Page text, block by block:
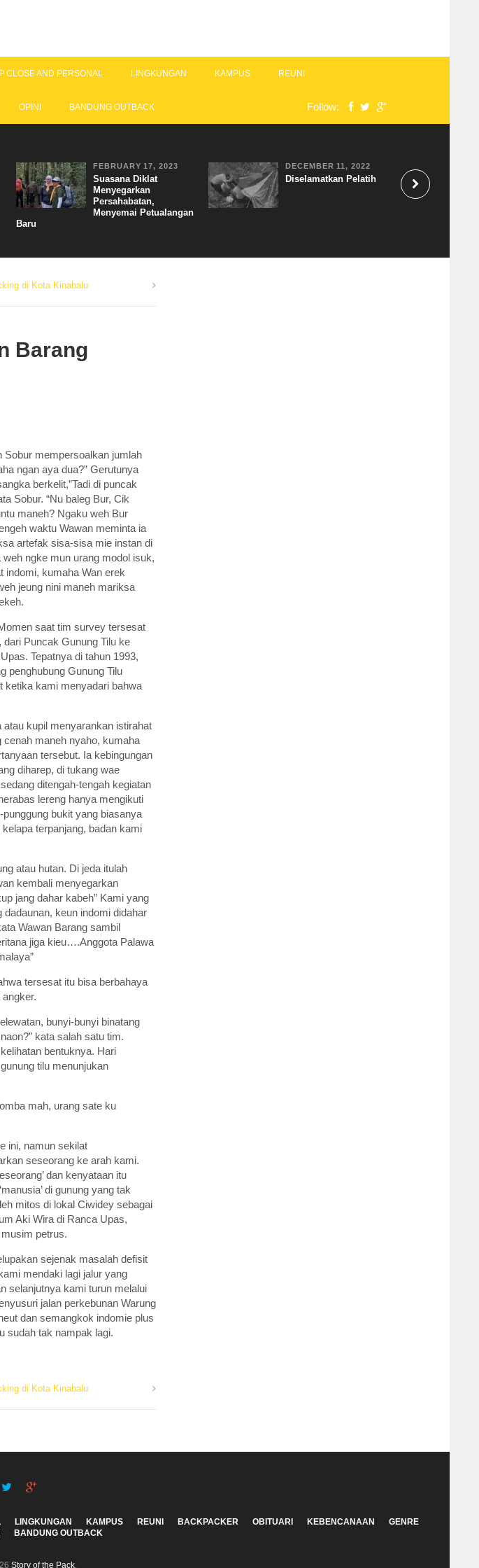
CLOSE AND PERSONAL LINGKUNGAN KAMPUS REUNI
OPINI BANDUNG OUTBACK Follow:
FEBRUARY 17, 2023
Suasana Diklat
Menyegarkan
Persahabatan,
Menyemai Petualangan
Baru
DECEMBER 11, 2022
Diselamatkan Pelatih
di Kota Kinabalu
Barang
Sobur mempersoalkan jumlah
ngan aya dua?” Gerutunya
berkelit,”Tadi di puncak
Sobur. “Nu baleg Bur, Cik
maneh? Ngaku weh Bur
waktu Wawan meminta ia
artefak sisa-sisa mie instan di
ngke mun urang modol isuk,
indomi, kumaha Wan erek
jeung nini maneh mariksa
saat tim survey tersesat
Puncak Gunung Tilu ke
Tepatnya di tahun 1993,
penghubung Gunung Tilu
ketika kami menyadari bahwa
kupil menyarankan istirahat
cenah maneh nyaho, kumaha
tersebut. Ia kebingungan
diharep, di tukang wae
ditengah-tengah kegiatan
lereng hanya mengikuti
bukit yang biasanya
terpanjang, badan kami
atau hutan. Di jeda itulah
kembali menyegarkan
jang dahar kabeh” Kami yang
keun indomi didahar
Wawan Barang sambil
jiga kieu….Anggota Palawa
tersesat itu bisa berbahaya
bunyi-bunyi binatang
kata salah satu tim.
bentuknya. Hari
tilu menunjukan
mah, urang sate ku
ini, namun sekilat
seseorang ke arah kami.
dan kenyataan itu
di gunung yang tak
mitos di lokal Ciwidey sebagai
Aki Wira di Ranca Upas,
petrus.
sejenak masalah defisit
mendaki lagi jalur yang
selanjutnya kami turun melalui
jalan perkebunan Warung
dan semangkok indomie plus
sudah tak nampak lagi.
di Kota Kinabalu
LINGKUNGAN KAMPUS REUNI BACKPACKER OBITUARI KEBENCANAAN
GENRE
BANDUNG OUTBACK
Story of the Pack.